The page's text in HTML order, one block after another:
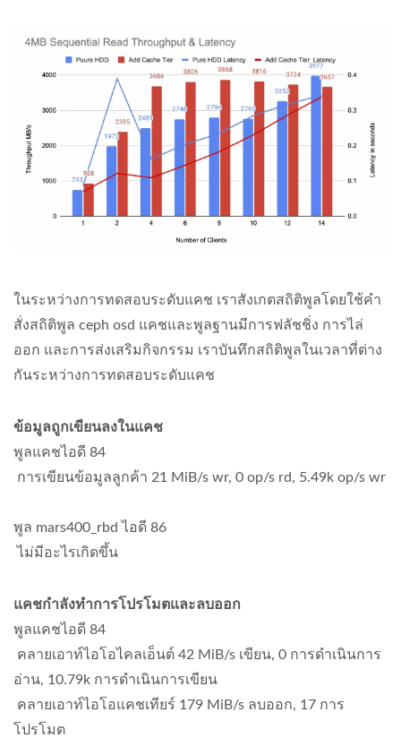
ในระหว่างการทดสอบระดับแคช เราสังเกตสถิติพูลโดยใช้คำ
สั่งสถิติพูล ceph osd แคชและพูลฐานมีการฟลัชชิ่ง การไล่
ออก และการส่งเสริมกิจกรรม เราบันทึกสถิติพูลในเวลาที่ต่าง
กันระหว่างการทดสอบระดับแคช
ข้อมูลถูกเขียนลงในแคช
พูลแคชไอดี 84
การเขียนข้อมูลลูกค้า 21 MiB/s wr, 0 op/s rd, 5.49k op/s wr
พูล mars400_rbd ไอดี 86
ไม่มีอะไรเกิดขึ้น
แคชกำลังทำการโปรโมตและลบออก
พูลแคชไอดี 84
คลายเอาท์ไอโอไคลเอ็นต์ 42 MiB/s เขียน, 0 การดำเนินการ
อ่าน, 10.79k การดำเนินการเขียน
คลายเอาท์ไอโอแคชเทียร์ 179 MiB/s ลบออก, 17 การ
โปรโมต